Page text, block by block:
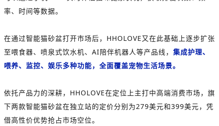
率、时间等数据。
在通过智能猫砂盆打开市场后，HHOLOVE又在此基础上逐步扩张
至喂食器、喷泉式饮水机、AI陪伴机器人等产品线， 集成护理、
喂养、监控、娱乐多种功能，全面覆盖宠物生活场景。
依托产品力的深耕，HHOLOVE在定位上主打中高端消费市场，旗
下两款智能猫砂盆在独立站的定价分别为279美元和399美元，凭
借高性价优势抢占市场空位。